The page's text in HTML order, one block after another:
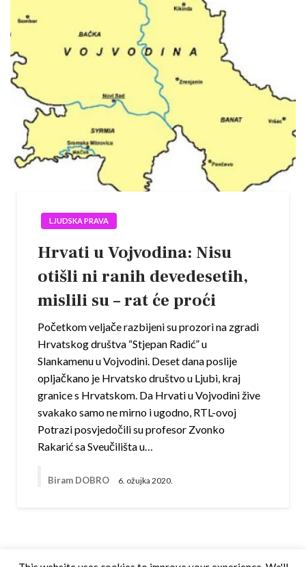
LJUDSKA PRAVA
Hrvati u Vojvodina: Nisu
otišli ni ranih devedesetih,
mislili su – rat će proći
Početkom veljače razbijeni su prozori na zgradi
Hrvatskog društva “Stjepan Radić” u
Slankamenu u Vojvodini. Deset dana poslije
opljačkano je Hrvatsko društvo u Ljubi, kraj
granice s Hrvatskom. Da Hrvati u Vojvodini žive
svakako samo ne mirno i ugodno, RTL-ovoj
Potrazi posvjedočili su profesor Zvonko
Rakarić sa Sveučilišta u…
Biram DOBRO 6. ožujka 2020.